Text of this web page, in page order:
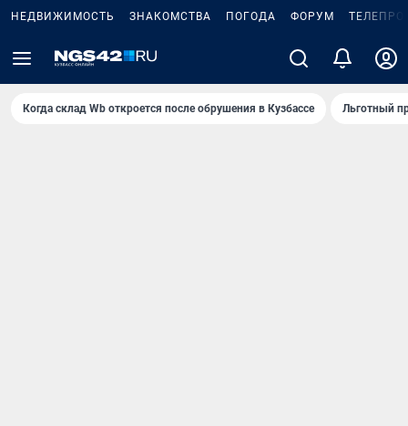
НЕДВИЖИМОСТЬ ЗНАКОМСТВА ПОГОДА ФОРУМ
Когда склад Wb откроется после обрушения в Кузбассе Льготный